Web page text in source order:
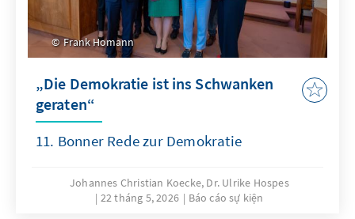
Frank Homann
„Die Demokratie ist ins Schwanken
geraten“
11. Bonner Rede zur Demokratie
Johannes Christian Koecke, Dr. Ulrike Hospes
22 tháng 5, 2026
Báo cáo sự kiện